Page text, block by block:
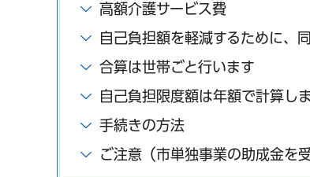
高額介護サービス費
自己負担額を軽減するために、
合算は世帯ごと行います
自己負担限度額は年額で計算し
手続きの方法
ご注意（市単独事業の助成金を